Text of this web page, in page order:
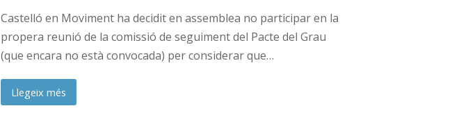
Castelló en Moviment ha decidit en assemblea no participar en la
propera reunió de la comissió de seguiment del Pacte del Grau
(que encara no està convocada) per considerar que…
Llegeix més